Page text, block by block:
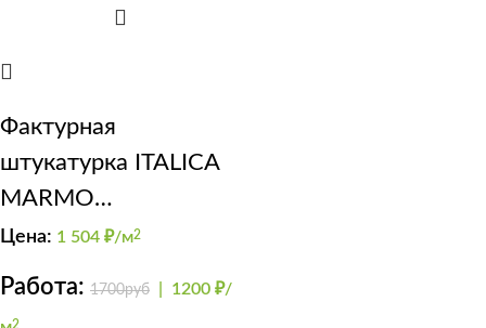
Фактурная
штукатурка ITALICA
MARMO
TRAVERTINO 500 +
Цена: 1 504 ₽/м2
Работа: 1700руб 1200 ₽/
2